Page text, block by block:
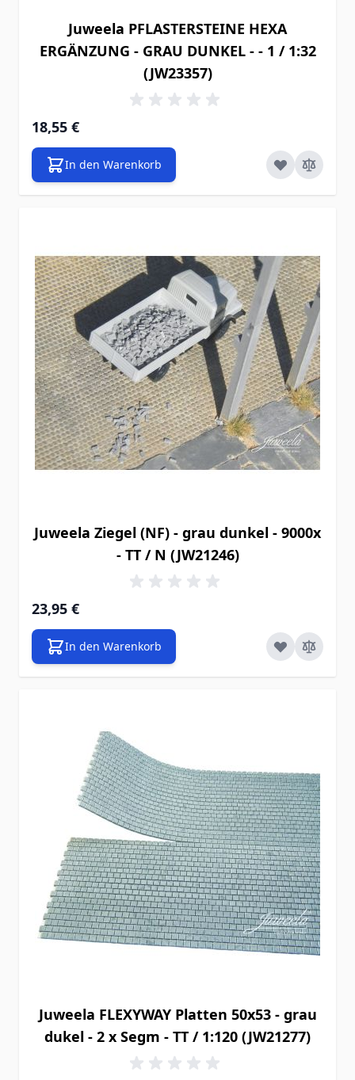
Juweela PFLASTERSTEINE HEXA
ERGÄNZUNG - GRAU DUNKEL - - 1 / 1:32
(JW23357)
18,55 €
In den Warenkorb
Juweela Ziegel (NF) - grau dunkel - 9000x
- TT / N (JW21246)
23,95 €
In den Warenkorb
Juweela FLEXYWAY Platten 50x53 - grau
dukel - 2 x Segm - TT / 1:120 (JW21277)